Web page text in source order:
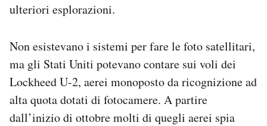
ulteriori esplorazioni.
Non esistevano i sistemi per fare le foto satellitari,
ma gli Stati Uniti potevano contare sui voli dei
Lockheed U-2, aerei monoposto da ricognizione ad
alta quota dotati di fotocamere. A partire
dall’inizio di ottobre molti di quegli aerei spia